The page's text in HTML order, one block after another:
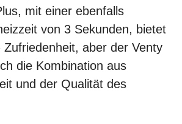
mit einer ebenfalls
von 3 Sekunden, bietet
Zufriedenheit, aber der Venty
die Kombination aus
und der Qualität des